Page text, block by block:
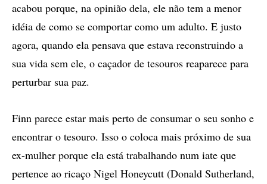
acabou porque, na opinião dela, ele não tem a menor
idéia de como se comportar como um adulto. E justo
agora, quando ela pensava que estava reconstruindo a
sua vida sem ele, o caçador de tesouros reaparece para
perturbar sua paz.
Finn parece estar mais perto de consumar o seu sonho e
encontrar o tesouro. Isso o coloca mais próximo de sua
ex-mulher porque ela está trabalhando num iate que
pertence ao ricaço Nigel Honeycutt (Donald Sutherland,